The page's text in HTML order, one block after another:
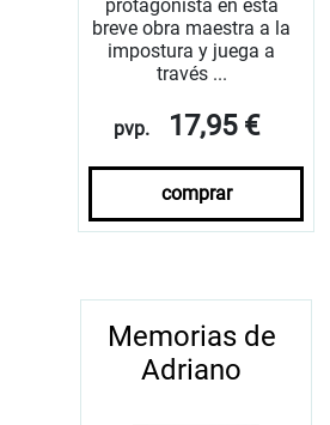
protagonista en esta
breve obra maestra a la
impostura y juega a
través ...
pvp. 17,95 €
comprar
Memorias de
Adriano